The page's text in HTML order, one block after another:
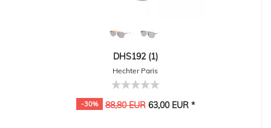
DHS192 (1)
Hechter Paris
-30% 88,80 EUR63,00 EUR *